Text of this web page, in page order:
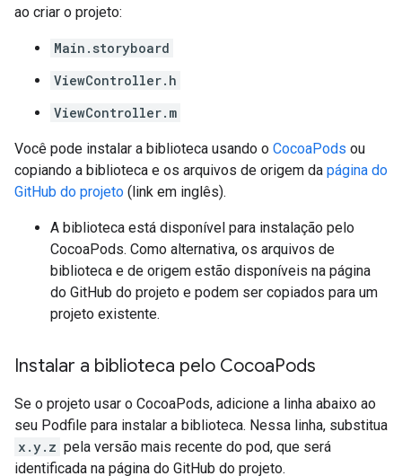
ao criar o projeto:
Main.storyboard
ViewController.h
ViewController.m
Você pode instalar a biblioteca usando o CocoaPods ou
copiando a biblioteca e os arquivos de origem da página do
GitHub do projeto (link em inglês).
A biblioteca está disponível para instalação pelo
CocoaPods. Como alternativa, os arquivos de
biblioteca e de origem estão disponíveis na página
do GitHub do projeto e podem ser copiados para um
projeto existente.
Instalar a biblioteca pelo CocoaPods
Se o projeto usar o CocoaPods, adicione a linha abaixo ao
seu Podfile para instalar a biblioteca. Nessa linha, substitua
x.y.z pela versão mais recente do pod, que será
identificada na página do GitHub do projeto.